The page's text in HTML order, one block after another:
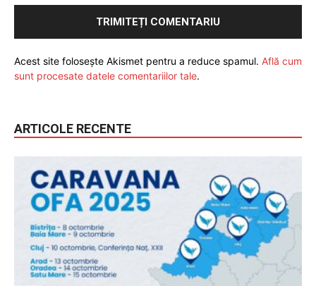
Acest site folosește Akismet pentru a reduce spamul. Află cum
sunt procesate datele comentariilor tale.
ARTICOLE RECENTE